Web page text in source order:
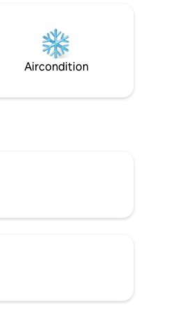
med nemme gåture til
Georgetown. Enhed i
frodig udsigt til grønne
Gratis privat parkering!
Aircondition